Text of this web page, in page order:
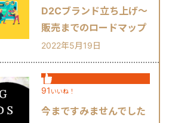
D2Cブランド立ち上げ～
販売までのロードマップ
2022年5月19日
91 いいね！
今まですみませんでした